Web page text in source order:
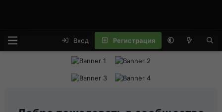
Вход Регистрация